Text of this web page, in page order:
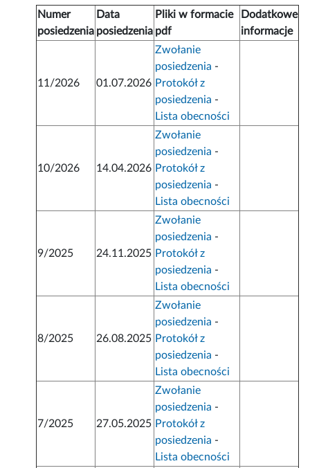
Numer
posiedzenia
Data
posiedzenia
Pliki w formacie
pdf
Dodatkowe
informacje
11/2026 01.07.2026
Zwołanie
posiedzenia -
Protokół z
posiedzenia -
Lista obecności
10/2026 14.04.2026
Zwołanie
posiedzenia -
Protokół z
posiedzenia -
Lista obecności
9/2025 24.11.2025
Zwołanie
posiedzenia -
Protokół z
posiedzenia -
Lista obecności
8/2025 26.08.2025
Zwołanie
posiedzenia -
Protokół z
posiedzenia -
Lista obecności
7/2025 27.05.2025
Zwołanie
posiedzenia -
Protokół z
posiedzenia -
Lista obecności